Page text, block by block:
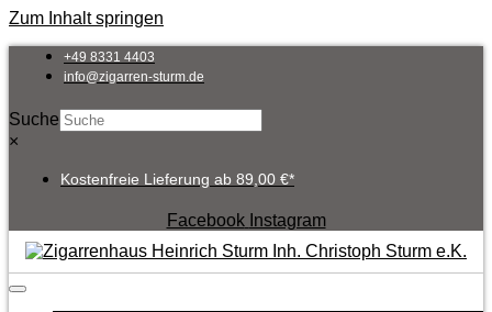
Zum Inhalt springen
+49 8331 4403
info@zigarren-sturm.de
Suche
×
Kostenfreie Lieferung ab 89,00 €*
Facebook Instagram